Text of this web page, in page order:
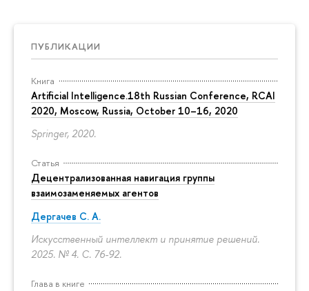
ПУБЛИКАЦИИ
Книга
Artificial Intelligence.18th Russian Conference, RCAI
2020, Moscow, Russia, October 10–16, 2020
Springer, 2020.
Статья
Децентрализованная навигация группы
взаимозаменяемых агентов
Дергачев С. А.
Искусственный интеллект и принятие решений.
2025. № 4. С. 76-92.
Глава в книге